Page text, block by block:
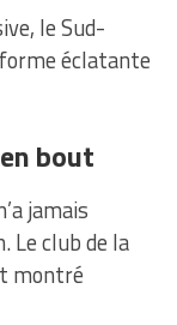
le Sud-
éclatante
bout
jamais
Le club de la
montré